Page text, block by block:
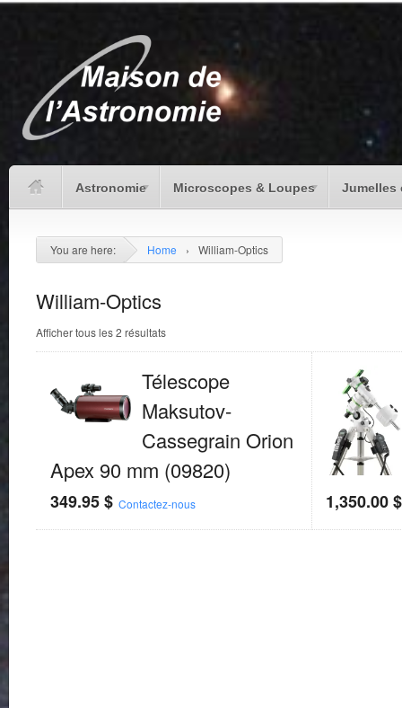
Astronomie Microscopes & Loupes Jumelles
You are here: Home › William-Optics
William-Optics
Afficher tous les 2 résultats
Télescope
Maksutov-
Cassegrain Orion
Apex 90 mm (09820)
349.95$ Contactez-nous 1,350.00$